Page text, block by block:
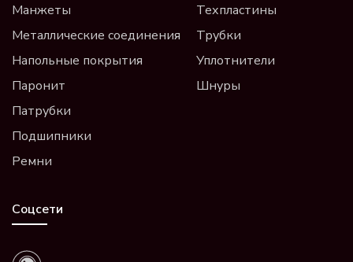
Манжеты
Металлические соединения
Напольные покрытия
Паронит
Патрубки
Подшипники
Ремни
Техпластины
Трубки
Уплотнители
Шнуры
Соцсети